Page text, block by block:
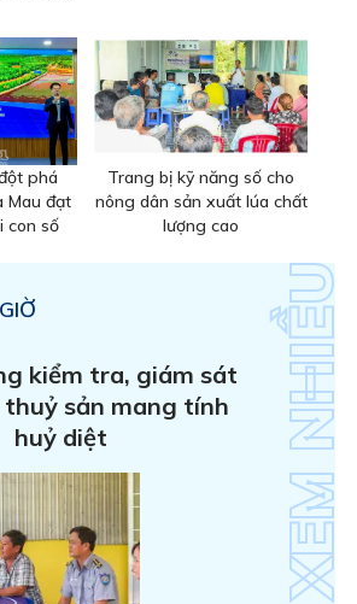
phá
Mau đạt
con số
Trang bị kỹ năng số cho
nông dân sản xuất lúa chất
lượng cao
kiểm tra, giám sát
sản mang tính
huỷ diệt